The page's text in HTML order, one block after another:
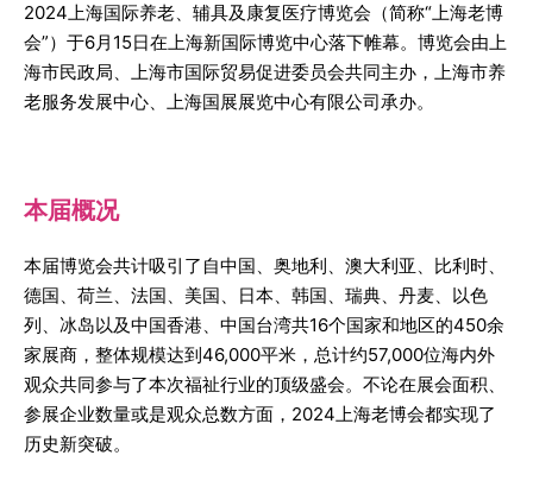
2024上海国际养老、辅具及康复医疗博览会（简称“上海老博
会”）于6月15日在上海新国际博览中心落下帷幕。博览会由上
海市民政局、上海市国际贸易促进委员会共同主办，上海市养
老服务发展中心、上海国展展览中心有限公司承办。
本届概况
本届博览会共计吸引了自中国、奥地利、澳大利亚、比利时、
德国、荷兰、法国、美国、日本、韩国、瑞典、丹麦、以色
列、冰岛以及中国香港、中国台湾共16个国家和地区的450余
家展商，整体规模达到46,000平米，总计约57,000位海内外
观众共同参与了本次福祉行业的顶级盛会。不论在展会面积、
参展企业数量或是观众总数方面，2024上海老博会都实现了
历史新突破。